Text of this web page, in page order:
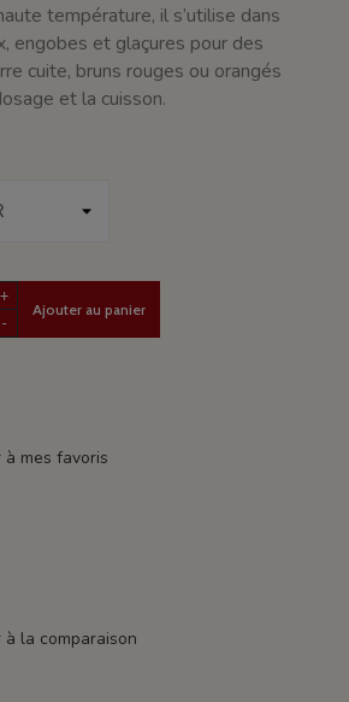
température, il s’utilise dans
engobes et glaçures pour des
cuite, bruns rouges ou orangés
et la cuisson.
+
-
Ajouter au panier
mes favoris
la comparaison